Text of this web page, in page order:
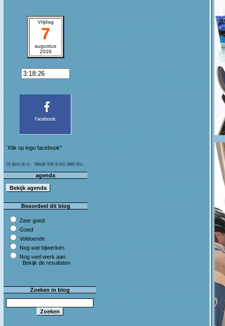
Vrijdag
7
augustus
2026
¨Klik op logo facebook"
- Stein 50 km (I&S 9u - 10u30) Café Bij die van ons As
agenda
Beoordeel dit blog
Zeer goed
Goed
Voldoende
Nog wat bijwerken
Nog veel werk aan
Bekijk de resultaten
Zoeken in blog